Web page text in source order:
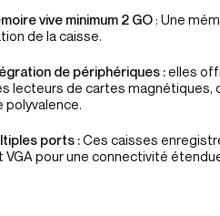
vive minimum 2 GO : Une
de la caisse.
de périphériques :elles
lecteurs de cartes magnétiques,
polyvalence.
ports :Ces caisses
VGA pour une connectivité